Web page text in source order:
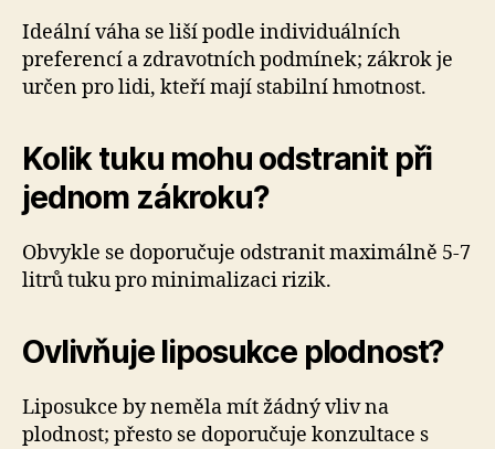
Ideální váha se liší podle individuálních
preferencí a zdravotních podmínek; zákrok je
určen pro lidi, kteří mají stabilní hmotnost.
Kolik tuku mohu odstranit při
jednom zákroku?
Obvykle se doporučuje odstranit maximálně 5-7
litrů tuku pro minimalizaci rizik.
Ovlivňuje liposukce plodnost?
Liposukce by neměla mít žádný vliv na
plodnost; přesto se doporučuje konzultace s